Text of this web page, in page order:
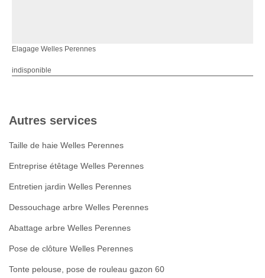
Elagage Welles Perennes
indisponible
Autres services
Taille de haie Welles Perennes
Entreprise étêtage Welles Perennes
Entretien jardin Welles Perennes
Dessouchage arbre Welles Perennes
Abattage arbre Welles Perennes
Pose de clôture Welles Perennes
Tonte pelouse, pose de rouleau gazon 60